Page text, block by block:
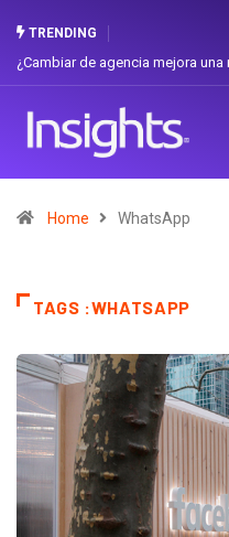
TRENDING
Gabriela Herrera y el arte de
Home WhatsApp
TAGS :WHATSAPP